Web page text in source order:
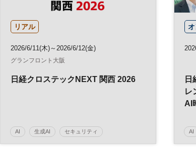
リアル
2026/6/11(木)～2026/6/12(金)
グランフロント大阪
日経クロステックNEXT 関西 2026
AI 生成AI セキュリティ
レ
AI
資
AI